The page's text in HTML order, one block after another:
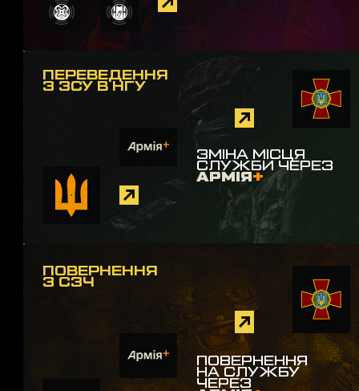
ПЕРЕВЕДЕННЯ
З ЗСУ В НГУ
ЗМІНА МІСЦЯ
СЛУЖБИ ЧЕРЕЗ
АРМІЯ +
ПОВЕРНЕННЯ
З СЗЧ
ПОВЕРНЕННЯ
НА СЛУЖБУ
ЧЕРЕЗ